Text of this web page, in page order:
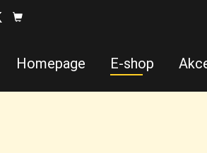
Homepage E-shop